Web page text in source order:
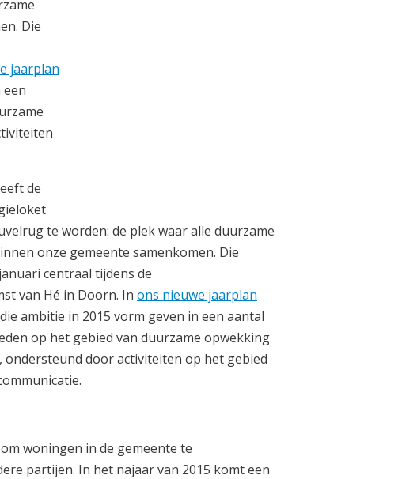
Die
jaarplan
een
de
te worden: de plek waar alle duurzame
onze gemeente samenkomen. Die
centraal tijdens de
van Hé in Doorn. In ons nieuwe jaarplan
ambitie in 2015 vorm geven in een aantal
op het gebied van duurzame opwekking
ondersteund door activiteiten op het gebied
woningen in de gemeente te
partijen. In het najaar van 2015 komt een